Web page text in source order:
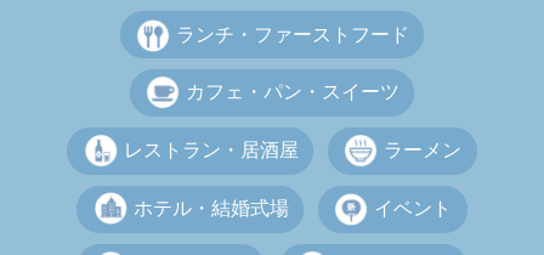
ランチ・ファーストフード
カフェ・パン・スイーツ
レストラン・居酒屋 ラーメン
ホテル・結婚式場 イベント